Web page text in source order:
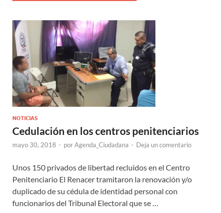
NOTICIAS
Cedulación en los centros penitenciarios
mayo 30, 2018 - porAgenda_Ciudadana - Deja un comentario
Unos 150 privados de libertad recluidos en el Centro
Penitenciario El Renacer tramitaron la renovación y/o
duplicado de su cédula de identidad personal con
funcionarios del Tribunal Electoral que se …